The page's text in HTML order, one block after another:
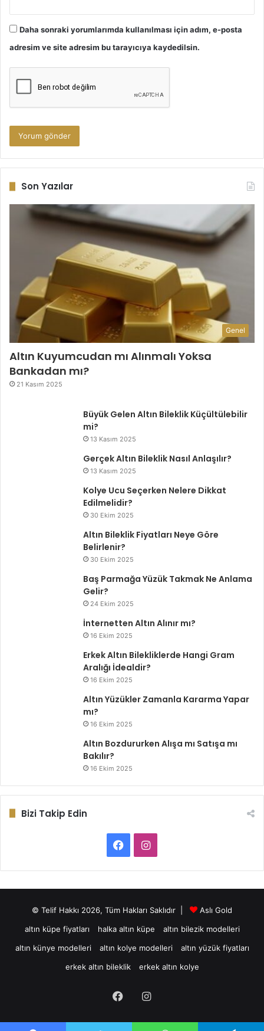
Daha sonraki yorumlarımda kullanılması için adım, e-posta
adresim ve site adresim bu tarayıcıya kaydedilsin.
Son Yazılar
Genel
Altın Kuyumcudan mı Alınmalı Yoksa
Bankadan mı?
21 Kasım 2025
Büyük Gelen Altın Bileklik Küçültülebilir
mi?
13 Kasım 2025
Gerçek Altın Bileklik Nasıl Anlaşılır?
13 Kasım 2025
Kolye Ucu Seçerken Nelere Dikkat
Edilmelidir?
30 Ekim 2025
Altın Bileklik Fiyatları Neye Göre
Belirlenir?
30 Ekim 2025
Baş Parmağa Yüzük Takmak Ne Anlama
Gelir?
24 Ekim 2025
İnternetten Altın Alınır mı?
16 Ekim 2025
Erkek Altın Bilekliklerde Hangi Gram
Aralığı İdealdir?
16 Ekim 2025
Altın Yüzükler Zamanla Kararma Yapar
mı?
16 Ekim 2025
Altın Bozdururken Alışa mı Satışa mı
Bakılır?
16 Ekim 2025
Bizi Takip Edin
FacebookInstagram
© Telif Hakkı 2026, Tüm Hakları Saklıdır |
Aslı Gold
altın küpe fiyatları
halka altın küpe
altın bilezik modelleri
altın künye modelleri
altın kolye modelleri
altın yüzük fiyatları
erkek altın bileklik
erkek altın kolye
FacebookInstagram